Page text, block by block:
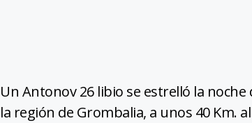
Un Antonov 26 libio se estrelló la
la región de Grombalia, a unos 40 Km.